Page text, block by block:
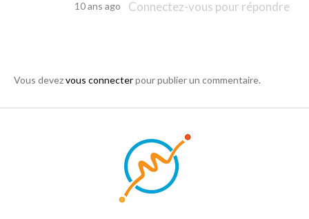
10 ans ago
Connectez-vous pour répondre
Vous devezvous connecterpour publier un commentaire.